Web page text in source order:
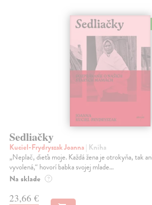
Sedliačky
Kuciel-Frydryszak Joanna| Kniha
„Neplač, dieťa moje. Každá žena je otrokyňa, tak
vyvolená,“ hovorí babka svojej mlade...
Na sklade ?
23,66 €